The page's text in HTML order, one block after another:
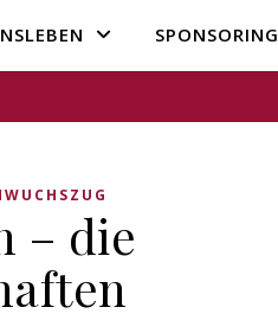
SPONSORING
– die